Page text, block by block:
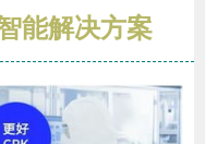
能解决方案